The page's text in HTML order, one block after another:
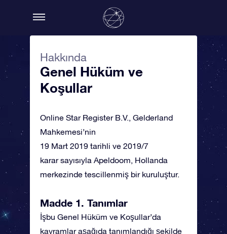
Hakkında
Genel Hüküm ve
Koşullar
Online Star Register B.V., Gelderland
Mahkemesi’nin
19 Mart 2019 tarihli ve 2019/7
karar sayısıyla Apeldoom, Hollanda
merkezinde tescillenmiş bir kuruluştur.
Madde 1. Tanımlar
İşbu Genel Hüküm ve Koşullar’da
kavramlar aşağıda tanımlandığı şekilde